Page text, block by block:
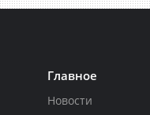
Главное
Новости